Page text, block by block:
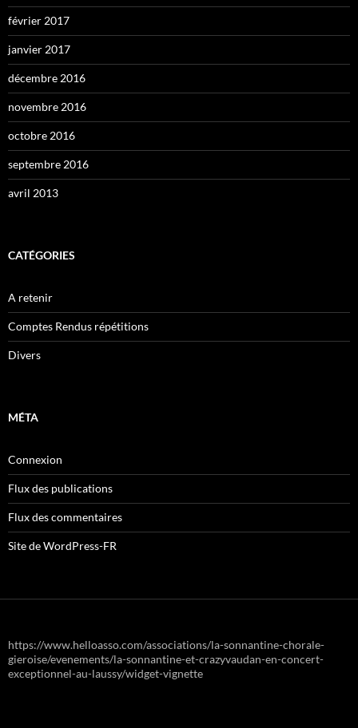
février 2017
janvier 2017
décembre 2016
novembre 2016
octobre 2016
septembre 2016
avril 2013
CATÉGORIES
A retenir
Comptes Rendus répétitions
Divers
MÉTA
Connexion
Flux des publications
Flux des commentaires
Site de WordPress-FR
https://www.helloasso.com/associations/la-sonnantine-chorale-
gieroise/evenements/la-sonnantine-et-crazyvaudan-en-concert-
exceptionnel-au-laussy/widget-vignette